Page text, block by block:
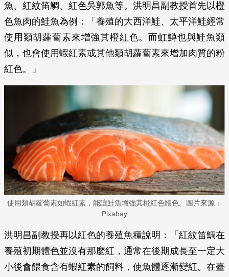
魚、紅紋笛鯛、紅色吳郭魚等。洪明昌副教授首先以橙
色魚肉的鮭魚為例：「養殖的大西洋鮭、太平洋鮭經常
使用類胡蘿蔔素來增強其橙紅色。而虹鱒也與鮭魚類
似，也會使用蝦紅素或其他類胡蘿蔔素來增加肉質的粉
紅色。」
使用類胡蘿蔔素如蝦紅素，能讓鮭魚增強其橙紅色體色。圖片來源：
Pixabay
洪明昌副教授再以紅色的養殖魚種說明：「紅紋笛鯛在
養殖初期體色並沒有那麼紅，通常在後期成長至一定大
小後會餵食含有蝦紅素的飼料，使魚體逐漸變紅。在臺